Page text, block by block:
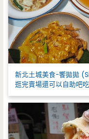
新北土城美食-饗拋拋
逛完賣場還可以自助吧